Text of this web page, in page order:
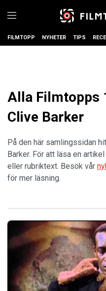
FILMTOPP NYHETER TIPS
Alla Filmtopps
Clive Barker
På den här samlingssidan
Barker. För att läsa en
eller rubriktext. Besök vår
för mer läsning.